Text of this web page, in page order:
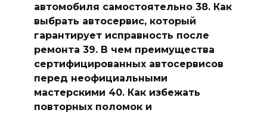
автомобиля самостоятельно 38. Как
выбрать автосервис, который
гарантирует исправность после
ремонта 39. В чем преимущества
сертифицированных автосервисов
перед неофициальными
мастерскими 40. Как избежать
повторных поломок и